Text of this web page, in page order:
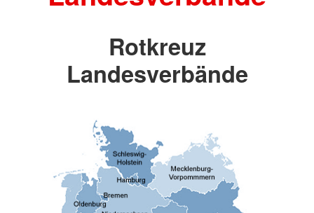
Rotkreuz
Landesverbände